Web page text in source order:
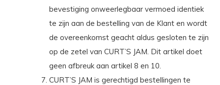
bevestiging onweerlegbaar vermoed identiek
te zijn aan de bestelling van de Klant en wordt
de overeenkomst geacht aldus gesloten te zijn
op de zetel van CURT’S JAM. Dit artikel doet
geen afbreuk aan artikel 8 en 10.
CURT’S JAM is gerechtigd bestellingen te